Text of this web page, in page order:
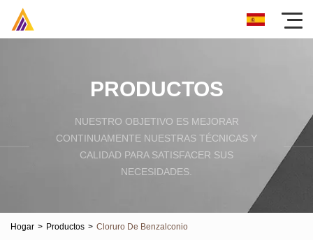
PRODUCTOS
NUESTRO OBJETIVO ES MEJORAR
CONTINUAMENTE NUESTRAS TÉCNICAS Y
CALIDAD PARA SATISFACER SUS
NECESIDADES.
Hogar > Productos > Cloruro De Benzalconio